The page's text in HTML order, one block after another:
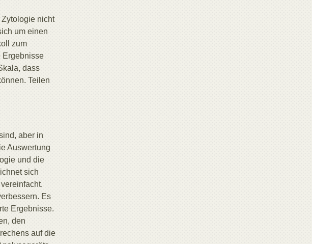
nicht
um einen
zum
Ergebnisse
dass
Teilen
aber in
Auswertung
und die
sich
Es
Ergebnisse.
den
auf die